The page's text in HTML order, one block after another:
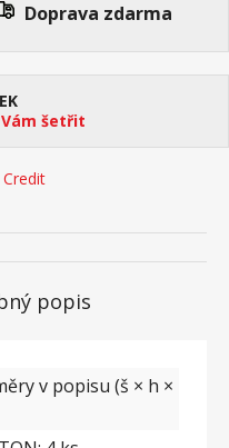
Doprava zdarma
šetřit
popis
v popisu (š × h ×